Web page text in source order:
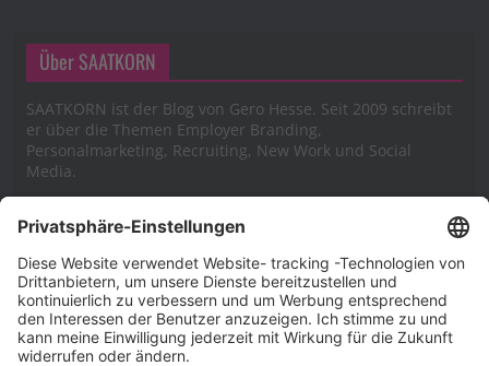
Über SAATKORN
SAATKORN ist der Blog von Gero Hesse. Seit 2009 schreibt
er über die Themen Employer Branding,
Personalmarketing, Recruiting, New Work und Social
Media.
Impressum
Impressum